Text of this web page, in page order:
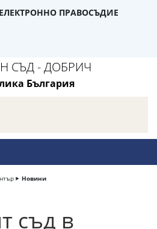
ПРАВОСЪДИЕ
СЪД - ДОБРИЧ
България
Новини
съд в